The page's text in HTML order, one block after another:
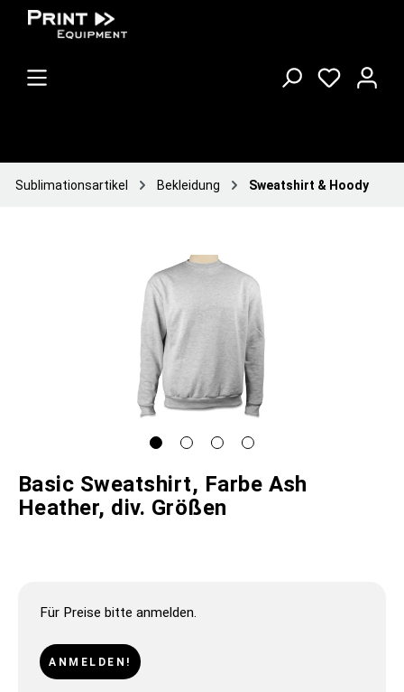
Sublimationsartikel Bekleidung Sweatshirt & Hoody
Basic Sweatshirt, Farbe Ash
Heather, div. Größen
Für Preise bitte anmelden.
ANMELDEN!